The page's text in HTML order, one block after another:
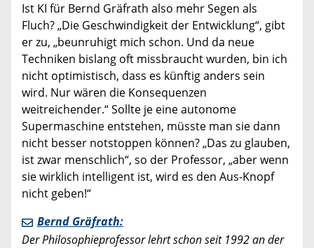
Ist KI für Bernd Gräfrath also mehr Segen als
Fluch? „Die Geschwindigkeit der Entwicklung“, gibt
er zu, „beunruhigt mich schon. Und da neue
Techniken bislang oft missbraucht wurden, bin ich
nicht optimistisch, dass es künftig anders sein
wird. Nur wären die Konsequenzen
weitreichender.“ Sollte je eine autonome
Supermaschine entstehen, müsste man sie dann
nicht besser notstoppen können? „Das zu glauben,
ist zwar menschlich“, so der Professor, „aber wenn
sie wirklich intelligent ist, wird es den Aus-Knopf
nicht geben!“
Bernd Gräfrath:
Der Philosophieprofessor lehrt schon seit 1992 an der